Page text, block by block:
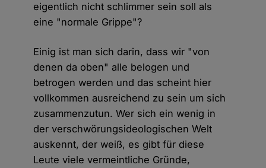
eigentlich nicht schlimmer sein soll als
eine "normale Grippe"?
Einig ist man sich darin, dass wir "von
denen da oben" alle belogen und
betrogen werden und das scheint hier
vollkommen ausreichend zu sein um sich
zusammenzutun. Wer sich ein wenig in
der verschwörungsideologischen Welt
auskennt, der weiß, es gibt für diese
Leute viele vermeintliche Gründe,